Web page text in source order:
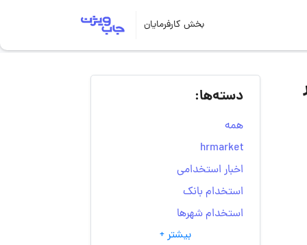
بخش کارفرمایان
| ۱۷ تیر دسته‌ها:
همه
hrmarket
اخبار استخدامی
استخدام بانک
استخدام شهرها
انتخاب مسیر شغلی
بیشتر +